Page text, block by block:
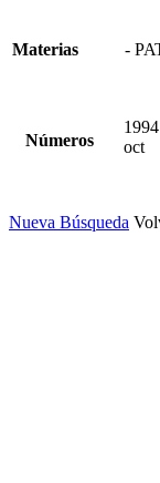
Materias -
Números
oct
Nueva Búsqueda